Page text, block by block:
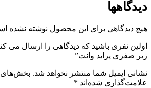
دیدگاهها
هیچ دیدگاهی برای این محصول نوشته نشده
اولین نفری باشید که دیدگاهی را ارسال می
زیر صفری پراید وانت”
نشانی ایمیل شما منتشر نخواهد شد. بخش‌های
علامت‌گذاری شده‌اند *